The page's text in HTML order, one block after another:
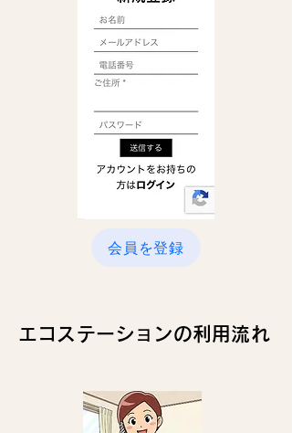
会員を登録
エコステーションの利用流れ